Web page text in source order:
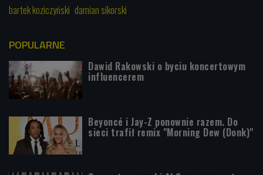
bartek koziczyński damian sikorski
POPULARNE
Dawid Rakowski o byciu koncertowym
influencerem
Beyoncé i Jay-Z ponownie razem. Do
sieci trafił remix "Morning Dew (Donk)"